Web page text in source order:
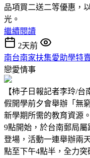
品項買二送二等優惠，
光。
繼續閱讀
2天前
南台南家扶集愛助學特
戀愛情事
【柿子日報記者李玲/
假開學前夕會舉辦「無
新學期所需的教育資源
9點開始，於台南郵局
登場，活動一連舉辦兩
點至下午4點半，全力